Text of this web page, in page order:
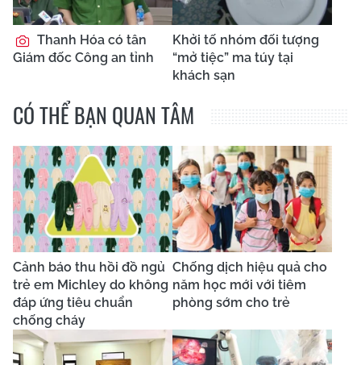
Thanh Hóa có tân
Giám đốc Công an tỉnh
Khởi tố nhóm đối tượng
“mở tiệc” ma túy tại
khách sạn
CÓ THỂ BẠN QUAN TÂM
Cảnh báo thu hồi đồ ngủ
trẻ em Michley do không
đáp ứng tiêu chuẩn
chống cháy
Chống dịch hiệu quả cho
năm học mới với tiêm
phòng sớm cho trẻ